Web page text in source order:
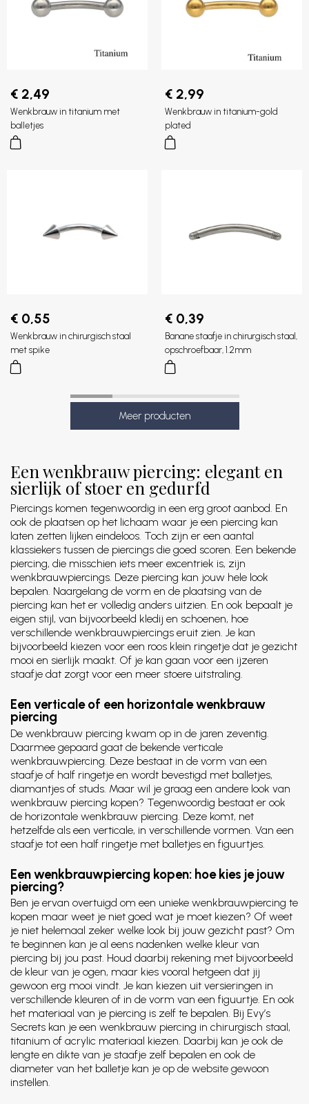
€ 2,49
Wenkbrauw in titanium met
balletjes
€ 2,99
Wenkbrauw in titanium-gold
plated
€ 0,55
Wenkbrauw in chirurgisch staal
met spike
€ 0,39
Banane staafje in chirurgisch staal,
opschroefbaar, 1.2mm
Een wenkbrauw piercing: elegant en
sierlijk of stoer en gedurfd
Piercings komen tegenwoordig in een erg groot aanbod. En
ook de plaatsen op het lichaam waar je een piercing kan
laten zetten lijken eindeloos. Toch zijn er een aantal
klassiekers tussen de piercings die goed scoren. Een bekende
piercing, die misschien iets meer excentriek is, zijn
wenkbrauwpiercings. Deze piercing kan jouw hele look
bepalen. Naargelang de vorm en de plaatsing van de
piercing kan het er volledig anders uitzien. En ook bepaalt je
eigen stijl, van bijvoorbeeld kledij en schoenen, hoe
verschillende wenkbrauwpiercings eruit zien. Je kan
bijvoorbeeld kiezen voor een roos klein ringetje dat je gezicht
mooi en sierlijk maakt. Of je kan gaan voor een ijzeren
staafje dat zorgt voor een meer stoere uitstraling.
Een verticale of een horizontale wenkbrauw
piercing
De wenkbrauw piercing kwam op in de jaren zeventig.
Daarmee gepaard gaat de bekende verticale
wenkbrauwpiercing. Deze bestaat in de vorm van een
staafje of half ringetje en wordt bevestigd met balletjes,
diamantjes of studs. Maar wil je graag een andere look van
wenkbrauw piercing kopen? Tegenwoordig bestaat er ook
de horizontale wenkbrauw piercing. Deze komt, net
hetzelfde als een verticale, in verschillende vormen. Van een
staafje tot een half ringetje met balletjes en figuurtjes.
Een wenkbrauwpiercing kopen: hoe kies je jouw
piercing?
Ben je ervan overtuigd om een unieke wenkbrauwpiercing te
kopen maar weet je niet goed wat je moet kiezen? Of weet
je niet helemaal zeker welke look bij jouw gezicht past? Om
te beginnen kan je al eens nadenken welke kleur van
piercing bij jou past. Houd daarbij rekening met bijvoorbeeld
de kleur van je ogen, maar kies vooral hetgeen dat jij
gewoon erg mooi vindt. Je kan kiezen uit versieringen in
verschillende kleuren of in de vorm van een figuurtje. En ook
het materiaal van je piercing is zelf te bepalen. Bij Evy’s
Secrets kan je een wenkbrauw piercing in chirurgisch staal,
titanium of acrylic materiaal kiezen. Daarbij kan je ook de
lengte en dikte van je staafje zelf bepalen en ook de
diameter van het balletje kan je op de website gewoon
instellen.